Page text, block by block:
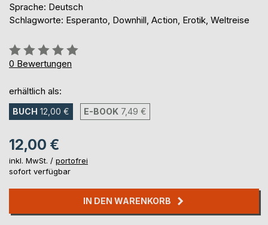
Sprache: Deutsch
Schlagworte: Esperanto, Downhill, Action, Erotik, Weltreise
Bewertung::
0%
0 Bewertungen
erhältlich als:
BUCH 12,00 € E-BOOK 7,49 €
12,00 €
inkl. MwSt. / portofrei
sofort verfügbar
IN DEN WARENKORB